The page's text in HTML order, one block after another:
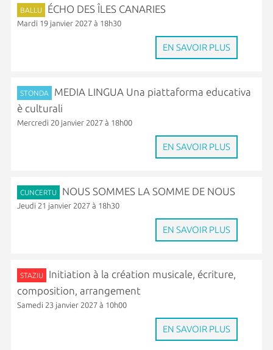
BALLU ÉCHO DES ÎLES CANARIES
Mardi 19 janvier 2027 à 18h30
EN SAVOIR PLUS
STONDA
MEDIA LINGUA Una piattaforma educativa
è culturali
Mercredi 20 janvier 2027 à 18h00
EN SAVOIR PLUS
CUNCERTU NOUS SOMMES LA SOMME DE NOUS
Jeudi 21 janvier 2027 à 18h30
EN SAVOIR PLUS
STAZIU
Initiation à la création musicale, écriture,
composition, arrangement
Samedi 23 janvier 2027 à 10h00
EN SAVOIR PLUS